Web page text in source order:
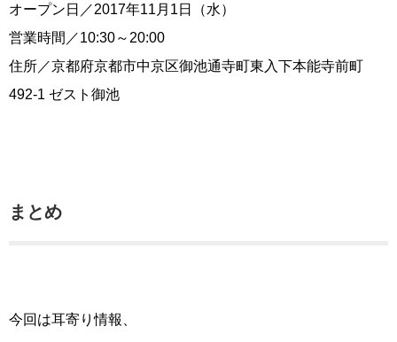
オープン日／2017年11月1日（水）
営業時間／10:30～20:00
住所／京都府京都市中京区御池通寺町東入下本能寺前町
492-1 ゼスト御池
まとめ
今回は耳寄り情報、